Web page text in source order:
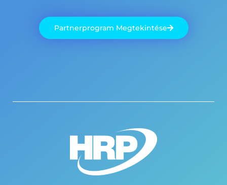
Partnerprogram Megtekintése